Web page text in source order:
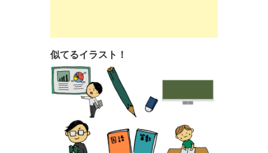
似てるイラスト！